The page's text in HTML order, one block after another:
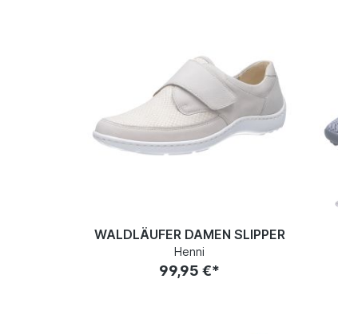
WALDLÄUFER DAMEN SLIPPER
Henni
99,95 €*